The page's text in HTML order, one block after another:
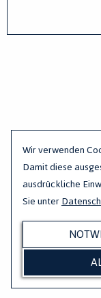
Wir verwenden
Damit diese
ausdrückliche
Sie unter